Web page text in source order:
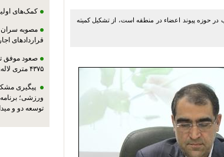
در حوزه پیوند اعضاء در منطقه است، از تشکیل کمیته
کمک‌های
مصوبه سران
قراردادهای
صعود موفق
۴۳۷۵ متری لاله‌زار کرمان
پیگیری
ورزشی؛
توسعه دو و